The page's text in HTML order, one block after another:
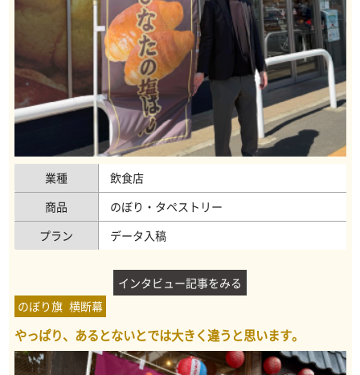
業種
飲食店
商品
のぼり・タペストリー
プラン
データ入稿
インタビュー記事をみる
のぼり旗 横断幕
やっぱり、あるとないとでは大きく違うと思います。